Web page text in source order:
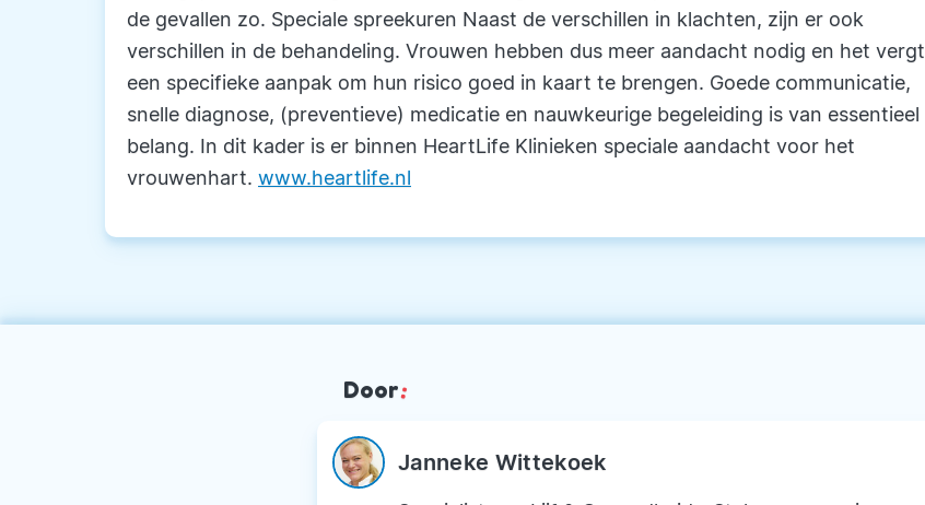
de gevallen zo. Speciale spreekuren Naast de verschillen in klachten, zijn er ook
verschillen in de behandeling. Vrouwen hebben dus meer aandacht nodig en het vergt
een specifieke aanpak om hun risico goed in kaart te brengen. Goede communicatie,
snelle diagnose, (preventieve) medicatie en nauwkeurige begeleiding is van essentieel
belang. In dit kader is er binnen HeartLife Klinieken speciale aandacht voor het
vrouwenhart. www.heartlife.nl
Door:
Janneke Wittekoek